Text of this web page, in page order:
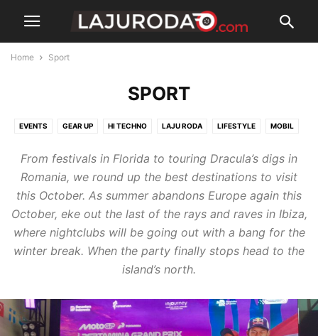
Home Sport
SPORT
EVENTS GEAR UP HI TECHNO LAJU RODA LIFESTYLE MOBIL
From festivals in Florida to touring Dracula’s digs in
Romania, we round up the best destinations to visit
this October. As summer abandons Europe again this
October, eke out the last of the rays and raves in Ibiza,
where nightclubs will be going out with a bang for the
winter break. When the party finally stops head to the
island’s north.